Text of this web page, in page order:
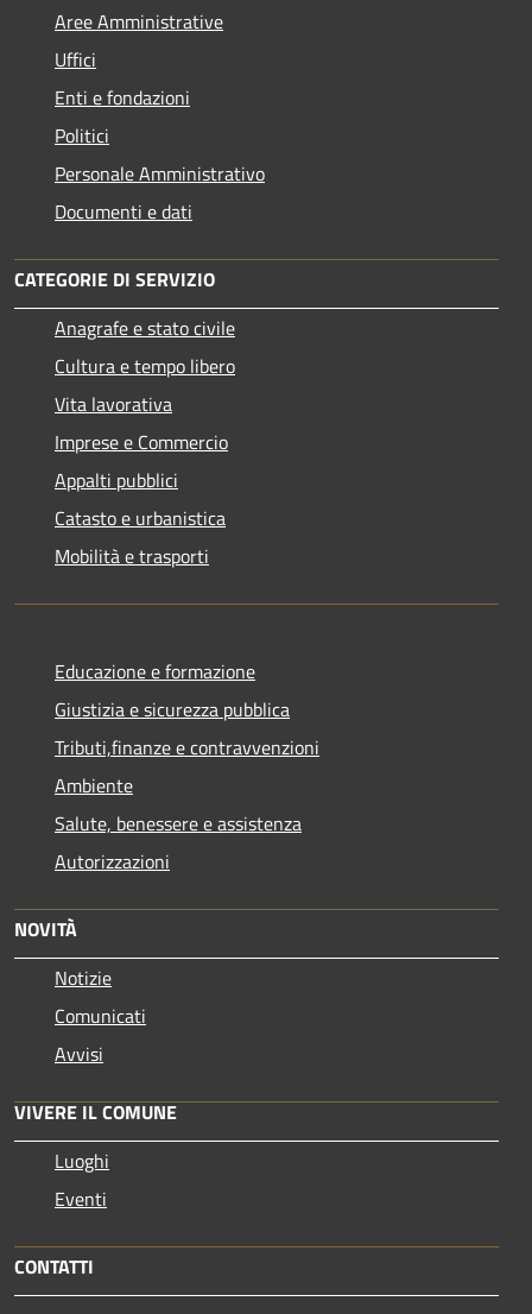
Aree Amministrative
Uffici
Enti e fondazioni
Politici
Personale Amministrativo
Documenti e dati
CATEGORIE DI SERVIZIO
Anagrafe e stato civile
Cultura e tempo libero
Vita lavorativa
Imprese e Commercio
Appalti pubblici
Catasto e urbanistica
Mobilità e trasporti
Educazione e formazione
Giustizia e sicurezza pubblica
Tributi,finanze e contravvenzioni
Ambiente
Salute, benessere e assistenza
Autorizzazioni
NOVITÀ
Notizie
Comunicati
Avvisi
VIVERE IL COMUNE
Luoghi
Eventi
CONTATTI